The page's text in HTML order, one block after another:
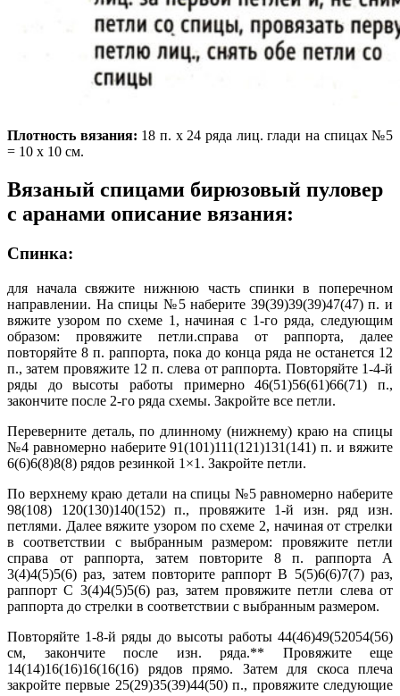
Плотность вязания: 18 п. х 24 ряда лиц. глади на спицах №5
= 10 х 10 см.
Вязаный спицами бирюзовый пуловер
с аранами описание вязания:
Спинка:
для начала свяжите нижнюю часть спинки в поперечном
направлении. На спицы №5 наберите 39(39)39(39)47(47) п. и
вяжите узором по схеме 1, начиная с 1-го ряда, следующим
образом: провяжите петли.справа от раппорта, далее
повторяйте 8 п. раппорта, пока до конца ряда не останется 12
п., затем провяжите 12 п. слева от раппорта. Повторяйте 1-4-й
ряды до высоты работы примерно 46(51)56(61)66(71) п.,
закончите после 2-го ряда схемы. Закройте все петли.
Переверните деталь, по длинному (нижнему) краю на спицы
№4 равномерно наберите 91(101)111(121)131(141) п. и вяжите
6(6)6(8)8(8) рядов резинкой 1×1. Закройте петли.
По верхнему краю детали на спицы №5 равномерно наберите
98(108) 120(130)140(152) п., провяжите 1-й изн. ряд изн.
петлями. Далее вяжите узором по схеме 2, начиная от стрелки
в соответствии с выбранным размером: провяжите петли
справа от раппорта, затем повторите 8 п. раппорта А
3(4)4(5)5(6) раз, затем повторите раппорт В 5(5)6(6)7(7) раз,
раппорт С 3(4)4(5)5(6) раз, затем провяжите петли слева от
раппорта до стрелки в соответствии с выбранным размером.
Повторяйте 1-8-й ряды до высоты работы 44(46)49(52054(56)
см, закончите после изн. ряда.** Провяжите еще
14(14)16(16)16(16(16) рядов прямо. Затем для скоса плеча
закройте первые 25(29)35(39)44(50) п., провяжите следующие